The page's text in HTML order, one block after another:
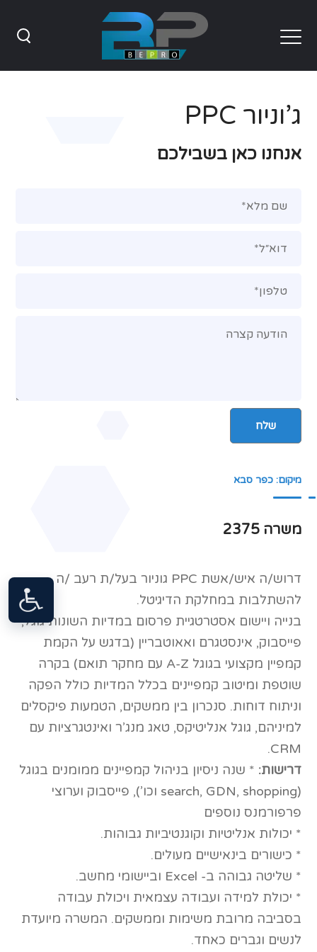
ג’וניור PPC
אנחנו כאן בשבילכם
מיקום: כפר סבא
משרה 2375
דרוש/ה איש/אשת PPC גוניור בעל/ת רעב /ה
להשתלבות במחלקת הדיגיטל.
בנייה ויישום אסטרטגיית פרסום במדיות השונות גוגל,
פייסבוק, אינסטגרם ואאוטבריין (בדגש על הקמת
קמפיין מקצועי בגוגל A-Z עם מחקר תואם) בקרה
שוטפת ומיטוב קמפיינים בכלל המדיות כולל הפקה
וניתוח דוחות. סנכרון בין ממשקים, הטמעות פיקסלים
למיניהם, גוגל אנליטיקס, טאג מנג’ר ואינטגרציות עם
CRM.
דרישות: * שנה ניסיון בניהול קמפיינים ממומנים בגוגל
(search, GDN, shopping וכו’), פייסבוק וערוצי
פרפורמנס נוספים
* יכולות אנליטיות וקוגנטיביות גבוהות.
* כישורים בינאישיים מעולים.
* שליטה גבוהה ב- Excel וביישומי מחשב.
* יכולת למידה ועבודה עצמאית ויכולת עבודה
בסביבה מרובת משימות וממשקים. המשרה מיועדת
לנשים וגברים כאחד.